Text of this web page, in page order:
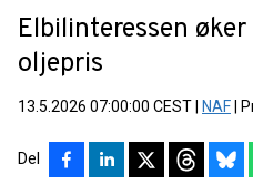
Elbilinteressen
oljepris
13.5.2026 07:00:00 CEST NAF
Del